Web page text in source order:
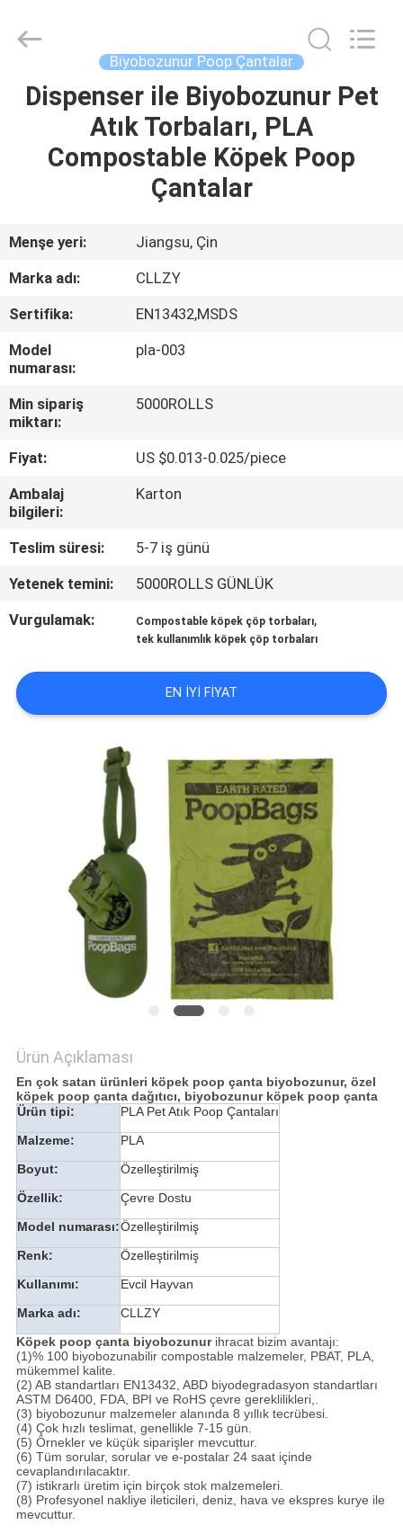
EVDE
ÜRÜN
HAKKIMIZDA
TURU
KONTROLÜ
HABERLER
İNDIRIM
İSTE
HARITASI
Materials
Rights
Reserved.
Biyobozunur Poop Çantalar
Dispenser ile Biyobozunur Pet
Atık Torbaları, PLA
Compostable Köpek Poop
Çantalar
Menşe yeri:
Jiangsu, Çin
Marka adı:
CLLZY
Sertifika:
EN13432,MSDS
Model
numarası:
pla-003
Min sipariş
miktarı:
5000ROLLS
Fiyat:
US $0.013-0.025/piece
Ambalaj
bilgileri:
Karton
Teslim süresi:
5-7 iş günü
Yetenek temini:
5000ROLLS GÜNLÜK
Vurgulamak:
Compostable köpek çöp torbaları,
tek kullanımlık köpek çöp torbaları
EN IYI FIYAT
Ürün Açıklaması
En çok satan ürünleri köpek poop çanta biyobozunur, özel
köpek poop çanta dağıtıcı, biyobozunur köpek poop çanta
Ürün tipi:
PLA Pet Atık Poop Çantaları
Malzeme:
PLA
Boyut:
Özelleştirilmiş
Özellik:
Çevre Dostu
Model numarası:Özelleştirilmiş
Renk:
Özelleştirilmiş
Kullanımı:
Evcil Hayvan
Marka adı:
CLLZY
Köpek poop çanta biyobozunurihracat bizim avantajı:
(1)% 100 biyobozunabilir compostable malzemeler, PBAT, PLA,
mükemmel kalite.
(2) AB standartları EN13432, ABD biyodegradasyon standartları
ASTM D6400, FDA, BPI ve RoHS çevre gereklilikleri,.
(3) biyobozunur malzemeler alanında 8 yıllık tecrübesi.
(4) Çok hızlı teslimat, genellikle 7-15 gün.
(5) Örnekler ve küçük siparişler mevcuttur.
(6) Tüm sorular, sorular ve e-postalar 24 saat içinde
cevaplandırılacaktır.
(7) istikrarlı üretim için birçok stok malzemeleri.
(8) Profesyonel nakliye ileticileri, deniz, hava ve ekspres kurye ile
mevcuttur.